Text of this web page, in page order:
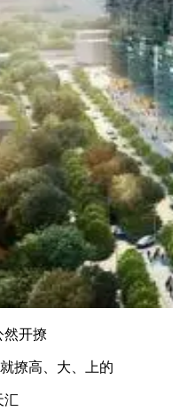
然开撩
撩高、大、上的
汇